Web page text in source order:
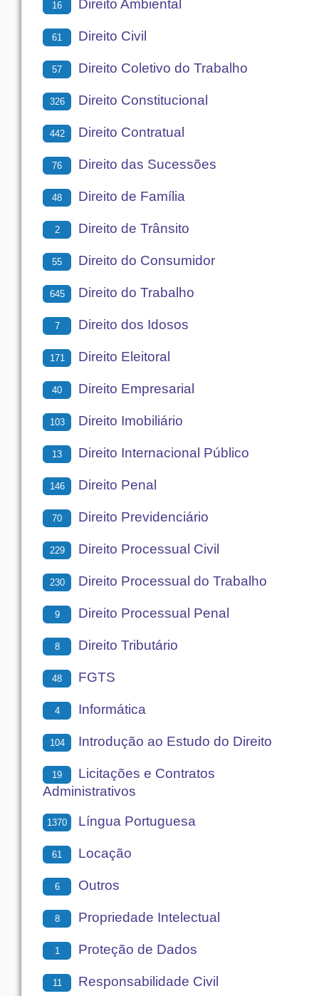
16 Direito Ambiental
61 Direito Civil
57 Direito Coletivo do Trabalho
326 Direito Constitucional
442 Direito Contratual
76 Direito das Sucessões
48 Direito de Família
2 Direito de Trânsito
55 Direito do Consumidor
645 Direito do Trabalho
7 Direito dos Idosos
171 Direito Eleitoral
40 Direito Empresarial
103 Direito Imobiliário
13 Direito Internacional Público
146 Direito Penal
70 Direito Previdenciário
229 Direito Processual Civil
230 Direito Processual do Trabalho
9 Direito Processual Penal
8 Direito Tributário
48 FGTS
4 Informática
104 Introdução ao Estudo do Direito
19
Licitações e Contratos
Administrativos
1370 Língua Portuguesa
61 Locação
6 Outros
8 Propriedade Intelectual
1 Proteção de Dados
11 Responsabilidade Civil